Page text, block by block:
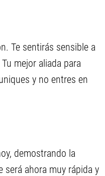
Te sentirás sensible a
mejor aliada para
y no entres en
demostrando la
será ahora muy rápida y